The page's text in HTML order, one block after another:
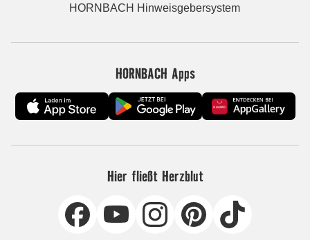
HORNBACH Hinweisgebersystem
HORNBACH Apps
Hier fließt Herzblut